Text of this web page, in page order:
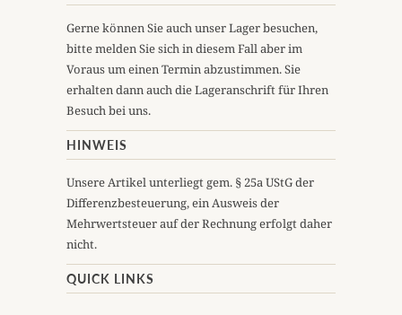
Gerne können Sie auch unser Lager besuchen,
bitte melden Sie sich in diesem Fall aber im
Voraus um einen Termin abzustimmen. Sie
erhalten dann auch die Lageranschrift für Ihren
Besuch bei uns.
HINWEIS
Unsere Artikel unterliegt gem. § 25a UStG der
Differenzbesteuerung, ein Ausweis der
Mehrwertsteuer auf der Rechnung erfolgt daher
nicht.
QUICK LINKS